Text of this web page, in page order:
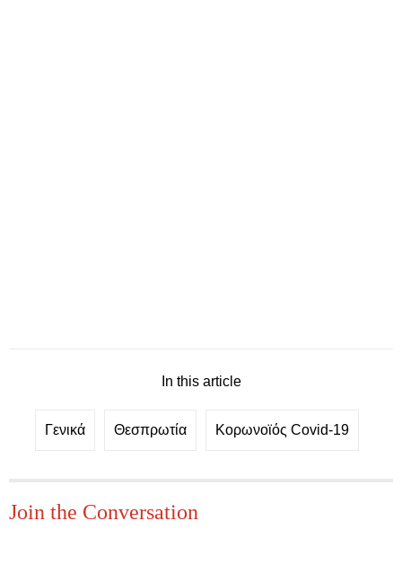
In this article
Γενικά Θεσπρωτία Κορωνοϊός Covid-19
Join the Conversation